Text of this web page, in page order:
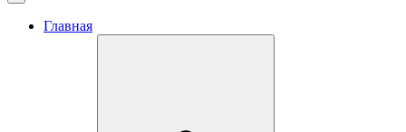
Главная